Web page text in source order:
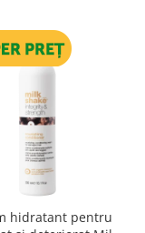
hidratant pentru